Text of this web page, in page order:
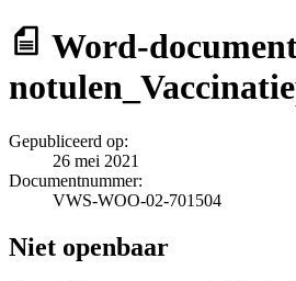
Word-
Gepubliceerd op:
26 mei 2021
Documentnummer:
VWS-WOO-02-701504
Niet openbaar